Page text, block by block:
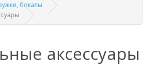
бокалы
аксессуары